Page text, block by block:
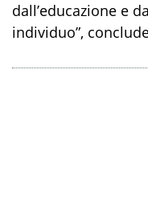
dall’educazione e
individuo”,